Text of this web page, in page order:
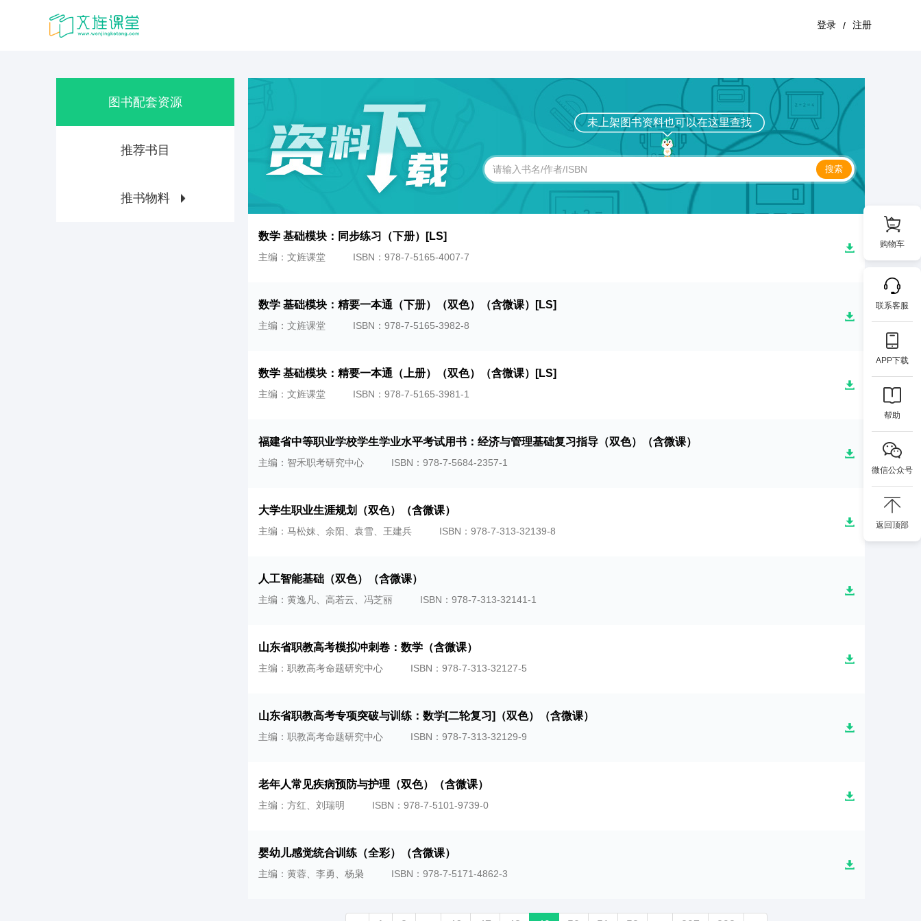
登录 / 注册
图书配套资源
推荐书目
推书物料
未上架图书资料也可以在这里查找
搜索
数学 基础模块：同步练习（下册）[LS]
主编：文旌课堂 ISBN：978-7-5165-4007-7
数学 基础模块：精要一本通（下册）（双色）（含微课）[LS]
主编：文旌课堂 ISBN：978-7-5165-3982-8
数学 基础模块：精要一本通（上册）（双色）（含微课）[LS]
主编：文旌课堂 ISBN：978-7-5165-3981-1
福建省中等职业学校学生学业水平考试用书：经济与管理基础复习指导（双色）（含微课）
主编：智禾职考研究中心 ISBN：978-7-5684-2357-1
大学生职业生涯规划（双色）（含微课）
主编：马松妹、余阳、袁雪、王建兵 ISBN：978-7-313-32139-8
人工智能基础（双色）（含微课）
主编：黄逸凡、高若云、冯芝丽 ISBN：978-7-313-32141-1
山东省职教高考模拟冲刺卷：数学（含微课）
主编：职教高考命题研究中心 ISBN：978-7-313-32127-5
山东省职教高考专项突破与训练：数学[二轮复习]（双色）（含微课）
主编：职教高考命题研究中心 ISBN：978-7-313-32129-9
老年人常见疾病预防与护理（双色）（含微课）
主编：方红、刘瑞明 ISBN：978-7-5101-9739-0
婴幼儿感觉统合训练（全彩）（含微课）
主编：黄蓉、李勇、杨枭 ISBN：978-7-5171-4862-3
购物车
联系客服
APP下载
帮助
微信公众号
返回顶部